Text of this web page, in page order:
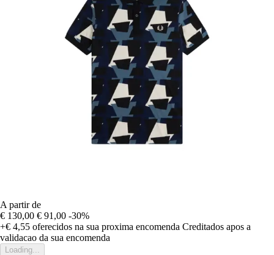
A partir de
€ 130,00 € 91,00 -30%
+€ 4,55 oferecidos na sua proxima encomenda Creditados apos a
validacao da sua encomenda
Loading...